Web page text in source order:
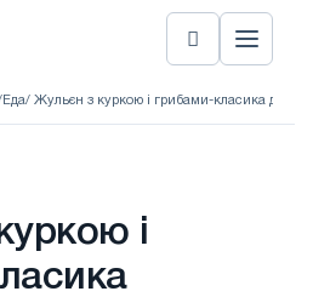
Еда/ Жульєн з куркою і грибами-класика
і